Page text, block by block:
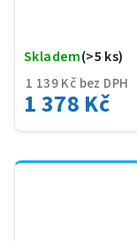
1 139 Kč bez DPH
1 378 Kč
Skladem(>5 ks)